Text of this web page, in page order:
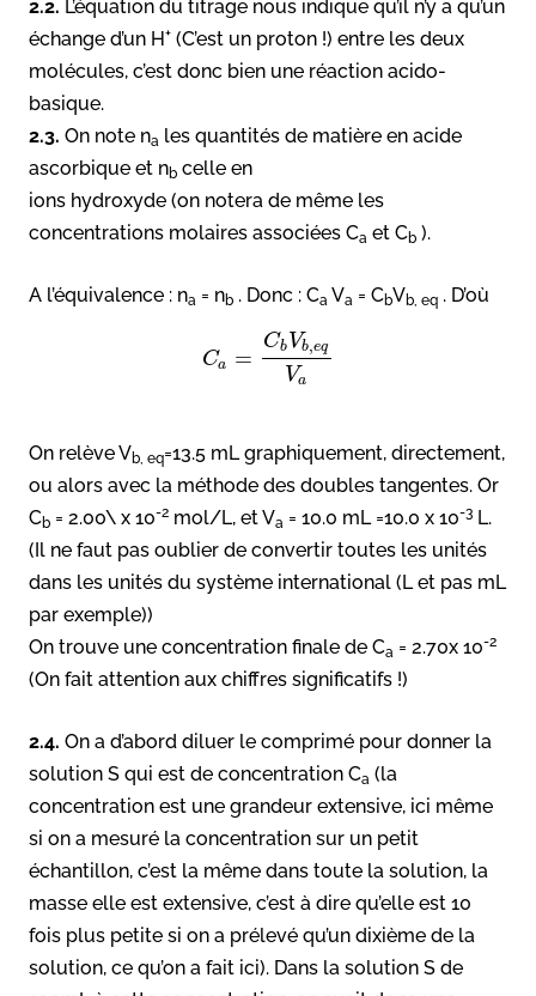
2.2. L’équation du titrage nous indique qu’il n’y a qu’un
échange d’un H+ (C’est un proton !) entre les deux
molécules, c’est donc bien une réaction acido-
basique.
2.3. On note na les quantités de matière en acide
ascorbique et nb celle en
ions hydroxyde (on notera de même les
concentrations molaires associées Ca et Cb ).
A l’équivalence : na = nb . Donc : Ca Va = CbVb, eq . D’où
Ca =
Cb Vb,eq
Va
On relève Vb, eq=13.5 mL graphiquement, directement,
ou alors avec la méthode des doubles tangentes. Or
Cb = 2.00\ x 10-2 mol/L, et Va = 10.0 mL =10.0 x 10-3 L.
(Il ne faut pas oublier de convertir toutes les unités
dans les unités du système international (L et pas mL
par exemple))
On trouve une concentration finale de Ca = 2.70x 10-2
(On fait attention aux chiffres significatifs !)
2.4. On a d’abord diluer le comprimé pour donner la
solution S qui est de concentration Ca (la
concentration est une grandeur extensive, ici même
si on a mesuré la concentration sur un petit
échantillon, c’est la même dans toute la solution, la
masse elle est extensive, c’est à dire qu’elle est 10
fois plus petite si on a prélevé qu’un dixième de la
solution, ce qu’on a fait ici). Dans la solution S de